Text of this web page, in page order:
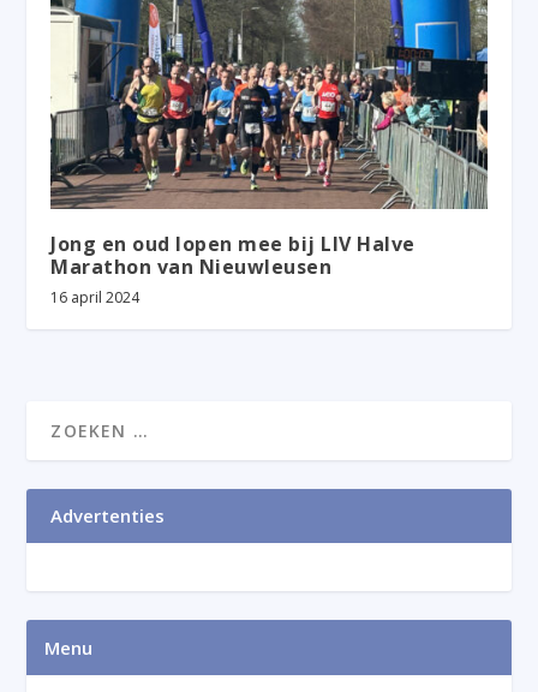
Jong en oud lopen mee bij LIV Halve
Marathon van Nieuwleusen
16 april 2024
Advertenties
Menu